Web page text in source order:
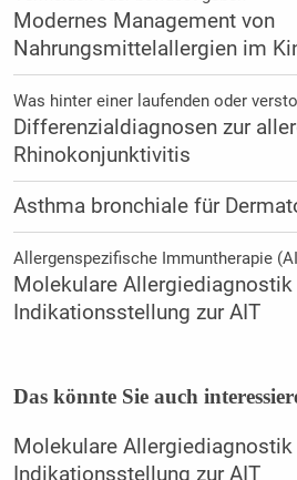
Modernes Management von
Nahrungsmittelallergien im
Was hinter einer laufenden oder
Differenzialdiagnosen zur
Rhinokonjunktivitis
Asthma bronchiale für
Allergenspezifische Immuntherapie
Molekulare
Indikationsstellung zur AIT
Das könnte Sie auch
Molekulare
Indikationsstellung zur AIT